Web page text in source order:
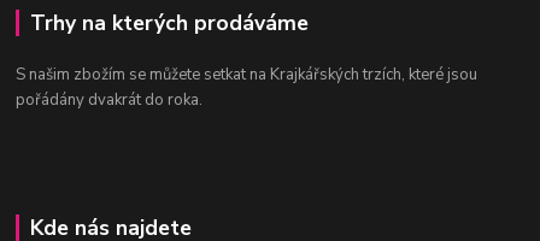
Trhy na kterých prodáváme
S našim zbožím se můžete setkat na Krajkářských trzích, které jsou
pořádány dvakrát do roka.
Kde nás najdete